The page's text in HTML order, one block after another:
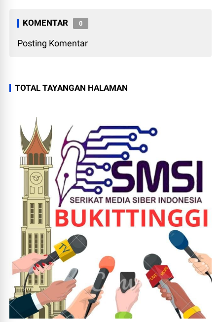
KOMENTAR 0
Posting Komentar
TOTAL TAYANGAN HALAMAN